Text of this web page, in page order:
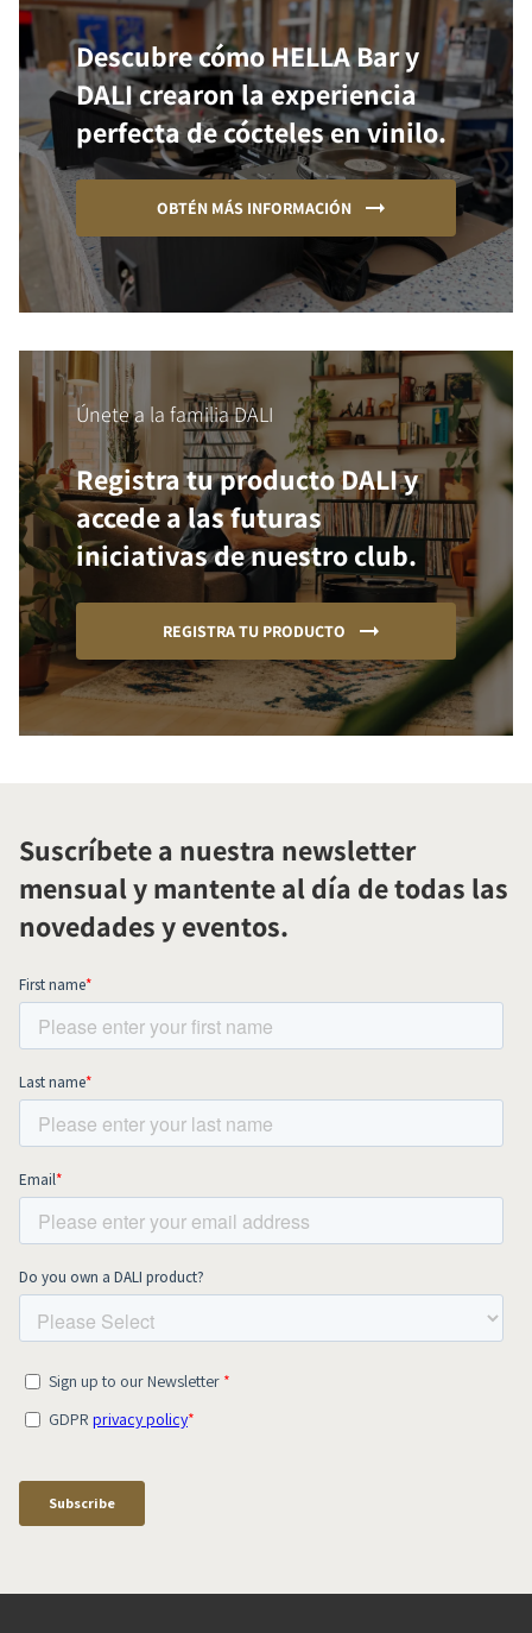
Descubre cómo HELLA Bar y
DALI crearon la experiencia
perfecta de cócteles en vinilo.
OBTÉN MÁS INFORMACIÓN
Únete a la familia DALI
Registra tu producto DALI y
accede a las futuras
iniciativas de nuestro club.
REGISTRA TU PRODUCTO
Suscríbete a nuestra newsletter
mensual y mantente al día de todas las
novedades y eventos.